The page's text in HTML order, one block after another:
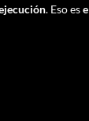
. Eso es